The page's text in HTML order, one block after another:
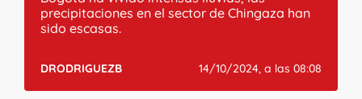
precipitaciones en el sector de Chingaza han
sido escasas.
DRODRIGUEZB 14/10/2024, a las 08:08